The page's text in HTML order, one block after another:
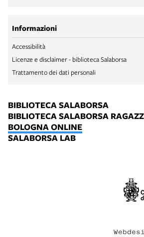
Informazioni
Accessibilità
Licenze e disclaimer - biblioteca Salaborsa
Trattamento dei dati personali
BIBLIOTECA SALABORSA
BIBLIOTECA SALABORSA
BOLOGNA ONLINE
SALABORSA LAB